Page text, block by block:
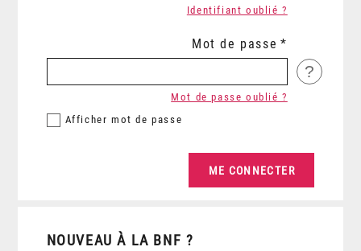
Identifiant oublié ?
Mot de passe
?
Afficher mot de passe
Mot de passe oublié ?
NOUVEAU À LA BNF ?